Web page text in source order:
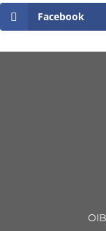
Facebook